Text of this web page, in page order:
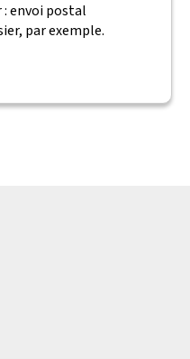
envoi postal
par exemple.